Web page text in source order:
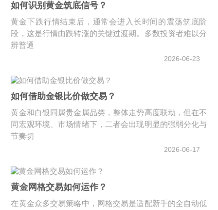
如何识别黄金筑底信号？
黄金下跌行情结束后，通常会进入长时间的震荡筑底阶
段，这是行情由跌转涨的关键过渡期。多数投资者难以分
辨普通
2026-06-23
如何借助金银比价做交易？
黄金和白银同属贵金属品类，整体走势高度联动，但在不
同宏观环境、市场情绪下，二者会出现明显的强弱分化与
节奏切
2026-06-17
黄金网格交易如何运作？
在黄金众多交易策略中，网格交易是适配新手的全自动低